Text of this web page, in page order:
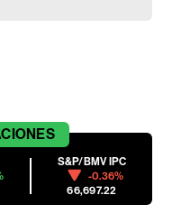
S&P/BMV IPC
-0.36%
66,697.22